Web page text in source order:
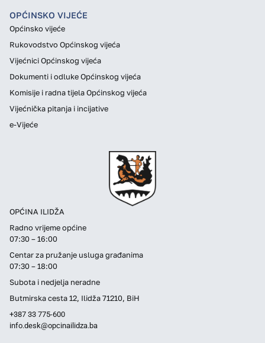
OPĆINA ILIDŽA
Radno vrijeme općine
07:30 – 16:00
Centar za pružanje usluga građanima
07:30 – 18:00
Subota i nedjelja neradne
Butmirska cesta 12, Ilidža 71210, BiH
+387 33 775-600
info.desk@opcinailidza.ba
OPĆINSKO VIJEĆE
Općinsko vijeće
Rukovodstvo Općinskog vijeća
Vijećnici Općinskog vijeća
Dokumenti i odluke Općinskog vijeća
Komisije i radna tijela Općinskog vijeća
Vijećnička pitanja i incijative
e-Vijeće